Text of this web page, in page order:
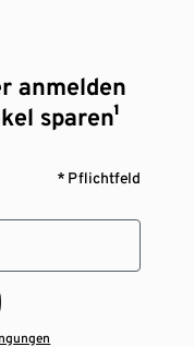
anmelden
sparen¹
* Pflichtfeld